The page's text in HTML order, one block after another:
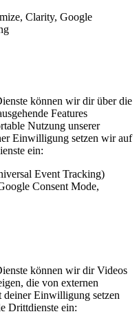
Clarity, Google
können wir dir über die
Features
Nutzung unserer
Einwilligung setzen wir auf
ein:
Event Tracking)
Consent Mode,
können wir dir Videos
die von externen
Einwilligung setzen
Drittdienste ein: